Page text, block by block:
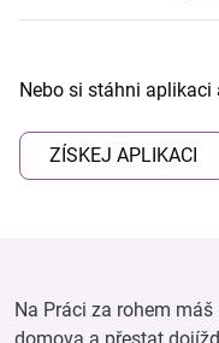
Nebo si stáhni
ZÍSKEJ APLIKACI
Na Práci za rohem
domova a přestat